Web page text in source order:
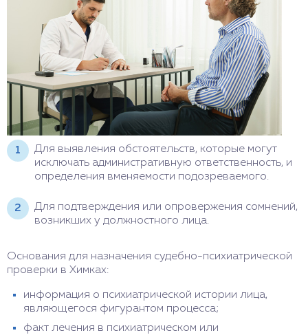
Для выявления обстоятельств, которые могут
исключать административную ответственность, и
определения вменяемости подозреваемого.
Для подтверждения или опровержения сомнений,
возникших у должностного лица.
Основания для назначения судебно-психиатрической
проверки в Химках:
информация о психиатрической истории лица,
являющегося фигурантом процесса;
факт лечения в психиатрическом или